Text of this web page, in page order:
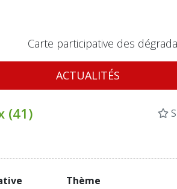
Carte participative des
ACTUALITÉS
(41)
Thème